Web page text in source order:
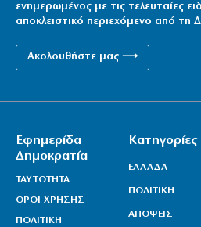
ενημερωμένος με τις τελευταίες
αποκλειστικό περιεχόμενο από τη
Ακολουθήστε μας ⟶
Εφημερίδα
Δημοκρατία
ΤΑΥΤΟΤΗΤΑ
ΟΡΟΙ ΧΡΗΣΗΣ
ΠΟΛΙΤΙΚΗ
Κατηγορίες
ΕΛΛΑΔΑ
ΠΟΛΙΤΙΚΗ
ΑΠΟΨΕΙΣ